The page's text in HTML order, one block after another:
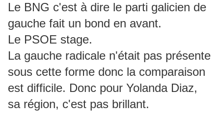
Le BNG c'est à dire le parti galicien de
gauche fait un bond en avant.
Le PSOE stage.
La gauche radicale n'était pas présente
sous cette forme donc la comparaison
est difficile. Donc pour Yolanda Diaz,
sa région, c'est pas brillant.